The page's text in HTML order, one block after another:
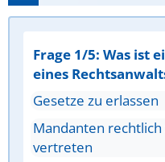
Frage 1/5: Was ist
eines
Gesetze zu erlassen
Mandanten
vertreten